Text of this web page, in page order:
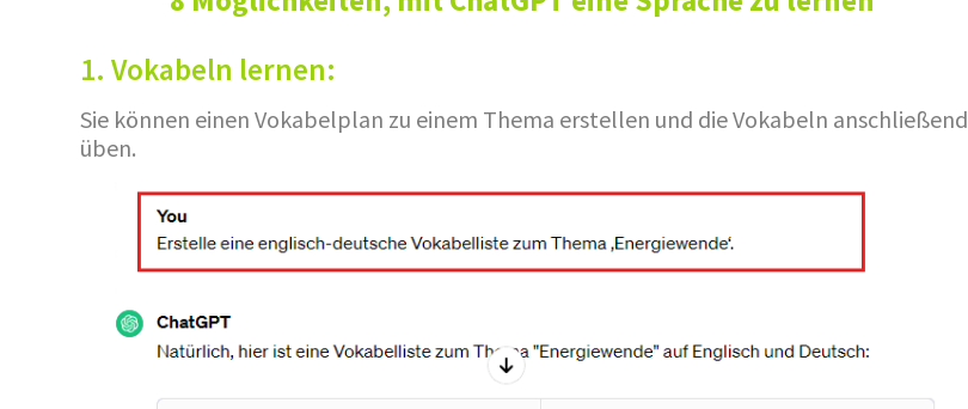
1. Vokabeln lernen:
Sie können einen Vokabelplan zu einem Thema erstellen und die Vokabeln anschließend
üben.